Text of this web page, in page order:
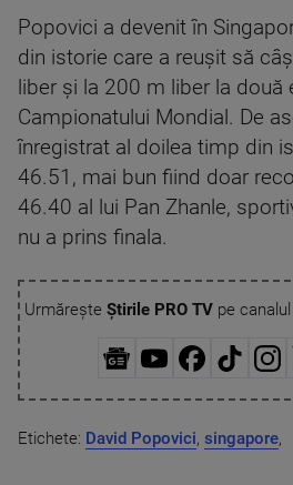
Popovici a devenit în
din istorie care a reuşit să
liber şi la 200 m liber la două
Campionatului Mondial. De
înregistrat al doilea timp din
46.51, mai bun fiind doar
46.40 al lui Pan Zhanle,
nu a prins finala.
Urmărește Știrile PRO TVpe canalul
Etichete: David Popovici, singapore,